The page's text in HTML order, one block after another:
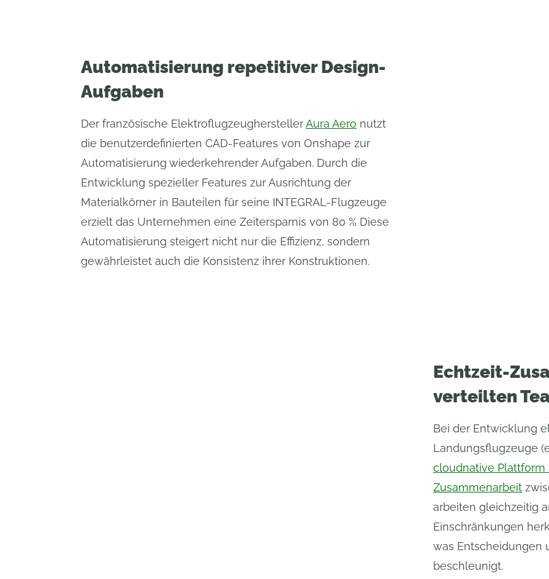
Automatisierung repetitiver Design-
Aufgaben
Der französische ElektroflugzeugherstellerAura Aero nutzt
die benutzerdefinierten CAD-Features von Onshape zur
Automatisierung wiederkehrender Aufgaben. Durch die
Entwicklung spezieller Features zur Ausrichtung der
Materialkörner in Bauteilen für seine INTEGRAL-Flugzeuge
erzielt das Unternehmen eine Zeitersparnis von 80 % Diese
Automatisierung steigert nicht nur die Effizienz, sondern
gewährleistet auch die Konsistenz ihrer Konstruktionen.
Echtzeit-
verteilten
Bei der Entwicklung
Landungsflugzeuge
cloudnative Plattform
Zusammenarbeit
arbeiten gleichzeitig
Einschränkungen
was Entscheidungen
beschleunigt.